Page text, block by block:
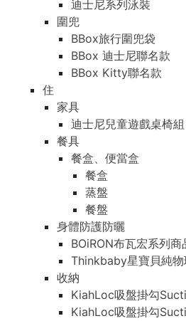
迪士尼系列泳裝
圍兜
BBox旅行圍兜袋
BBox 迪士尼聯名款
BBox Kitty聯名款
住
家具
迪士尼兒童遊戲桌椅組
餐具
餐盒、便當盒
餐盒
蒸盤
餐盤
身體防護防曬
BOiRON布瓦宏系列商
Thinkbaby星寶貝純物
收納
KiahLoc吸盤掛勾
KiahLoc吸盤掛勾